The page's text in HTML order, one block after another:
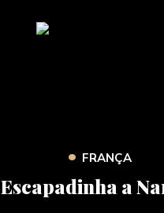
• FRANÇA
Escapadinha a